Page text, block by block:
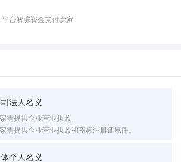
台解冻资金支付卖家
法人名义
需提供企业营业执照。
需提供企业营业执照和商标注册证原件。
个人名义